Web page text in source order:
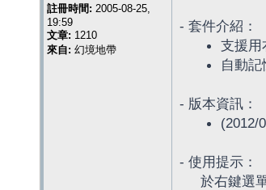
註冊時間: 2005-08-25,
19:59
文章: 1210
來自: 幻境地帶
- 套件介紹：
支援用
自動記
- 版本資訊：
(2012/
- 使用提示：
於右鍵選